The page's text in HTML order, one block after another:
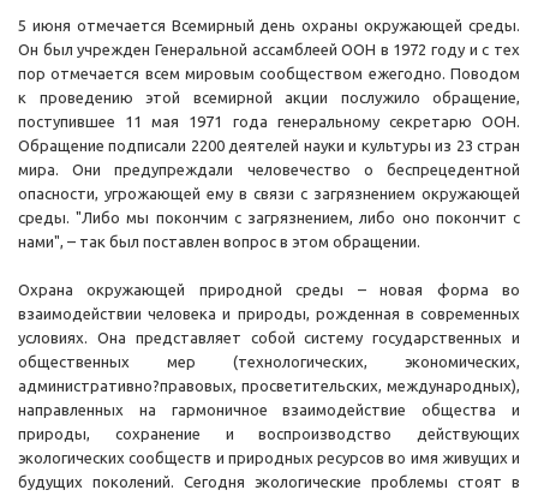
5 июня отмечается Всемирный день охраны окружающей среды.
Он был учрежден Генеральной ассамблеей ООН в 1972 году и с тех
пор отмечается всем мировым сообществом ежегодно. Поводом
к проведению этой всемирной акции послужило обращение,
поступившее 11 мая 1971 года генеральному секретарю ООН.
Обращение подписали 2200 деятелей науки и культуры из 23 стран
мира. Они предупреждали человечество о беспрецедентной
опасности, угрожающей ему в связи с загрязнением окружающей
среды. "Либо мы покончим с загрязнением, либо оно покончит с
нами", – так был поставлен вопрос в этом обращении.
Охрана окружающей природной среды – новая форма во
взаимодействии человека и природы, рожденная в современных
условиях. Она представляет собой систему государственных и
общественных мер (технологических, экономических,
административно?правовых, просветительских, международных),
направленных на гармоничное взаимодействие общества и
природы, сохранение и воспроизводство действующих
экологических сообществ и природных ресурсов во имя живущих и
будущих поколений. Сегодня экологические проблемы стоят в